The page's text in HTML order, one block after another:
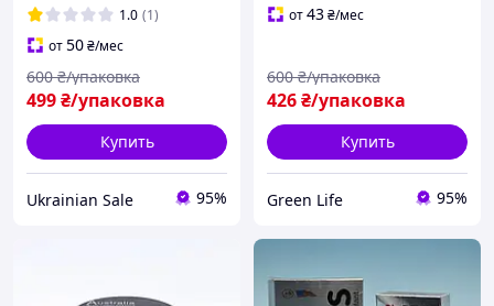
Виагра viagra 12 шт
1.0 (1)
от50₴/мес
499₴/упаковка
600 ₴/упаковка
Купить
Ukrainian Sale 95%
возбуждающие
от43₴/мес
426₴/упаковка
600 ₴/упаковка
Купить
Green Life 95%